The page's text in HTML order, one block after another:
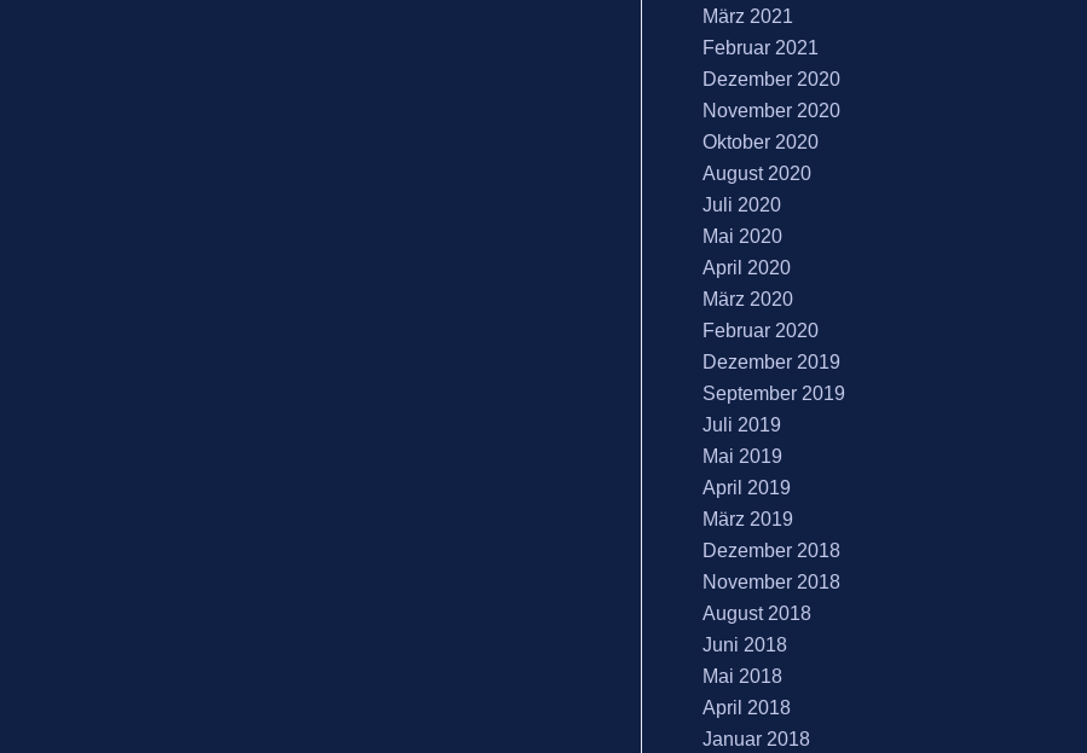
März 2021
Februar 2021
Dezember 2020
November 2020
Oktober 2020
August 2020
Juli 2020
Mai 2020
April 2020
März 2020
Februar 2020
Dezember 2019
September 2019
Juli 2019
Mai 2019
April 2019
März 2019
Dezember 2018
November 2018
August 2018
Juni 2018
Mai 2018
April 2018
Januar 2018